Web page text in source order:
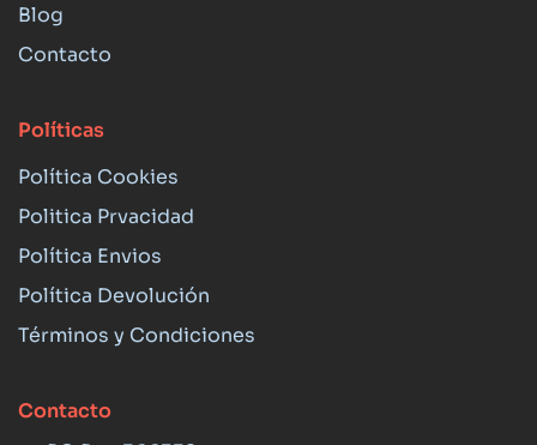
Blog
Contacto
Políticas
Política Cookies
Politica Prvacidad
Política Envios
Política Devolución
Términos y Condiciones
Contacto